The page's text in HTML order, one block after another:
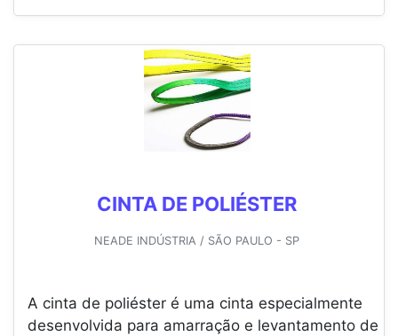
CINTA DE POLIÉSTER
NEADE INDÚSTRIA / SÃO PAULO - SP
A cinta de poliéster é uma cinta especialmente
desenvolvida para amarração e levantamento de